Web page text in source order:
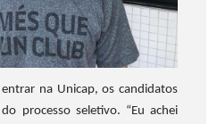
na Unicap, os candidatos
processo seletivo. “Eu achei